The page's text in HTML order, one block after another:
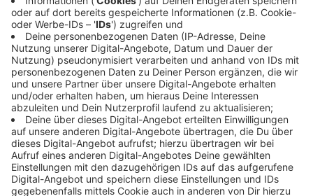
Denn quasi auf der anderen Straßenseite liegt das
niederländische Dorf Suderwick. Und wer die deutsch-
niederländische Grenze passiert, muss einen nagativen
Test vorweisen. Aber weil so eine Testung absolut
nicht praktikabel wäre, gilt für die Menschen in
Suderwick und und Dinxperlo eine Ausnahme, sagt
Bocholts Bürgermeister Thomas Kerkhoff.
Anzeige